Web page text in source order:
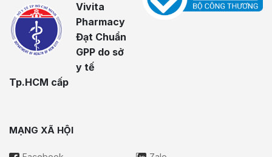
Vivita
Pharmacy
Đạt Chuẩn
GPP do sở
y tế
Tp.HCM cấp
MẠNG XÃ HỘI